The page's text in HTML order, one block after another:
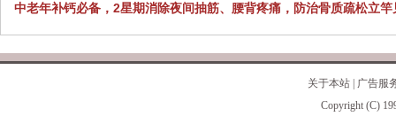
中老年补钙必备，2星期消除夜间抽筋、腰背疼痛，防治骨质疏松立竿
关于本站
广告服
Copyright (C)